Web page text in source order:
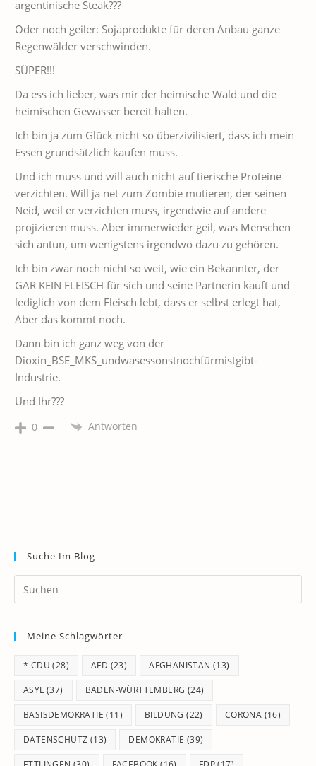
argentinische Steak???
Oder noch geiler: Sojaprodukte für deren Anbau ganze
Regenwälder verschwinden.
SÜPER!!!
Da ess ich lieber, was mir der heimische Wald und die
heimischen Gewässer bereit halten.
Ich bin ja zum Glück nicht so überzivilisiert, dass ich mein
Essen grundsätzlich kaufen muss.
Und ich muss und will auch nicht auf tierische Proteine
verzichten. Will ja net zum Zombie mutieren, der seinen
Neid, weil er verzichten muss, irgendwie auf andere
projizieren muss. Aber immerwieder geil, was Menschen
sich antun, um wenigstens irgendwo dazu zu gehören.
Ich bin zwar noch nicht so weit, wie ein Bekannter, der
GAR KEIN FLEISCH für sich und seine Partnerin kauft und
lediglich von dem Fleisch lebt, dass er selbst erlegt hat,
Aber das kommt noch.
Dann bin ich ganz weg von der
Dioxin_BSE_MKS_undwasessonstnochfürmistgibt-
Industrie.
Und Ihr???
0 Antworten
Suche Im Blog
Meine Schlagwörter
* CDU (28) AFD (23) AFGHANISTAN (13)
ASYL (37) BADEN-WÜRTTEMBERG (24)
BASISDEMOKRATIE (11) BILDUNG (22) CORONA (16)
DATENSCHUTZ (13) DEMOKRATIE (39)